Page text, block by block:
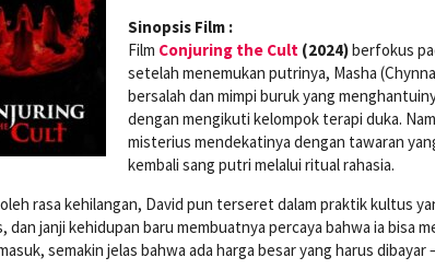
Sinopsis Film :
Film Conjuring the Cult (2024)berfokus
setelah menemukan putrinya, Masha
bersalah dan mimpi buruk yang
dengan mengikuti kelompok terapi duka.
misterius mendekatinya dengan tawaran
kembali sang putri melalui ritual rahasia.
rasa kehilangan, David pun terseret dalam praktik kultus
dan janji kehidupan baru membuatnya percaya bahwa ia bisa
semakin jelas bahwa ada harga besar yang harus